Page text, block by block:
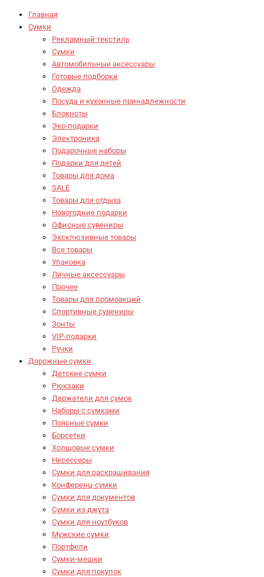
Главная
Сумки
Рекламный текстиль
Сумки
Автомобильные аксессуары
Готовые подборки
Одежда
Посуда и кухонные принадлежности
Блокноты
Эко-подарки
Электроника
Подарочные наборы
Подарки для детей
Товары для дома
SALE
Товары для отдыха
Новогодние подарки
Офисные сувениры
Эксклюзивные товары
Все товары
Упаковка
Личные аксессуары
Прочее
Товары для промоакций
Спортивные сувениры
Зонты
VIP-подарки
Ручки
Дорожные сумки
Детские сумки
Рюкзаки
Держатели для сумок
Наборы с сумками
Поясные сумки
Борсетки
Холщовые сумки
Несессеры
Сумки для раскрашивания
Конференц-сумки
Сумки для документов
Сумки из джута
Сумки для ноутбуков
Мужские сумки
Портфели
Сумки-мешки
Сумки для покупок